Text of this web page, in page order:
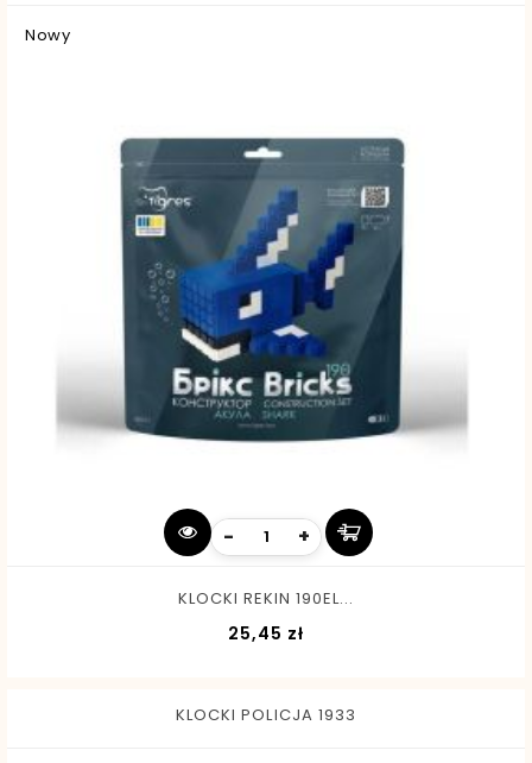
Nowy
- +
KLOCKI REKIN 190EL...
25,45 złCena
KLOCKI POLICJA 1933